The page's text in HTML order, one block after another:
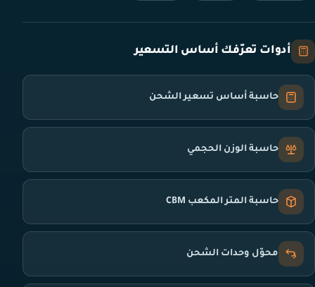
أدوات تعرّفك أساس التسعير
حاسبة أساس تسعير الشحن
حاسبة الوزن الحجمي
حاسبة المتر المكعب CBM
محوّل وحدات الشحن